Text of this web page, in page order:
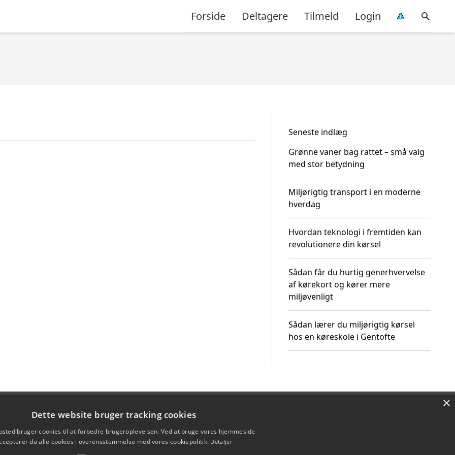
Forside Deltagere Tilmeld Login
Seneste indlæg
Grønne vaner bag rattet – små valg
med stor betydning
Miljørigtig transport i en moderne
hverdag
Hvordan teknologi i fremtiden kan
revolutionere din kørsel
Sådan får du hurtig generhvervelse
af kørekort og kører mere
miljøvenligt
Sådan lærer du miljørigtig kørsel
hos en køreskole i Gentofte
×
Dette website bruger tracking cookies
bruger cookies til at forbedre brugeroplevelsen. Ved at bruge vores hjemmeside
du alle cookies i overensstemmelse med vores cookiepolitik. Detaljer